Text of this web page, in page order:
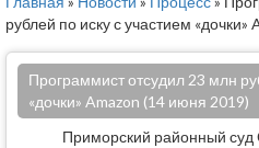
рублей по иску с участием «дочки»
Программист отсудил 23 млн
«дочки» Amazon (14 июня 2019)
Приморский районный суд